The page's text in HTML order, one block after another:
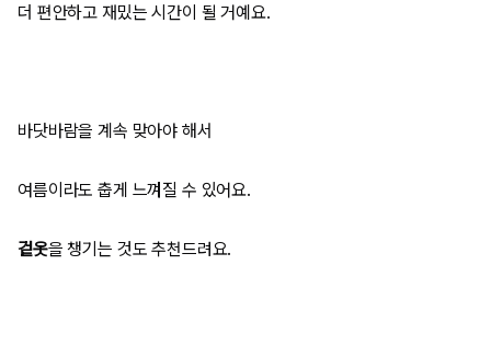
더 편안하고 재밌는 시간이 될 거예요.
바닷바람을 계속 맞아야 해서
여름이라도 춥게 느껴질 수 있어요.
겉옷을 챙기는 것도 추천드려요.